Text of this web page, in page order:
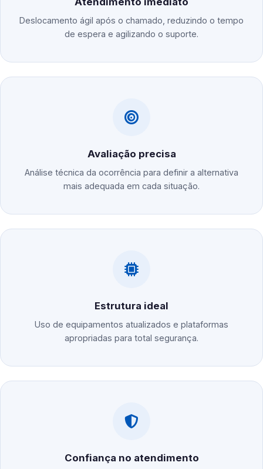
Deslocamento ágil após o chamado, reduzindo o tempo
de espera e agilizando o suporte.
Avaliação precisa
Análise técnica da ocorrência para definir a alternativa
mais adequada em cada situação.
Estrutura ideal
Uso de equipamentos atualizados e plataformas
apropriadas para total segurança.
Confiança no atendimento